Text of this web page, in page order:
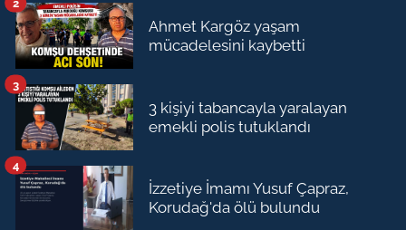
Ahmet Kargöz yaşam
mücadelesini kaybetti
3 kişiyi tabancayla yaralayan
emekli polis tutuklandı
3
İzzetiye İmamı Yusuf Çapraz,
Korudağ'da ölü bulundu
4